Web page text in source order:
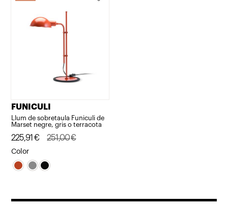
FUNICULI
Llum de sobretaula Funiculi de
Marset negre, gris o terracota
251,00€
El
preu
original
225,91 €
El
preu
actual
Color